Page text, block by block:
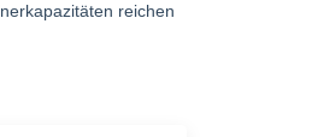
reichen